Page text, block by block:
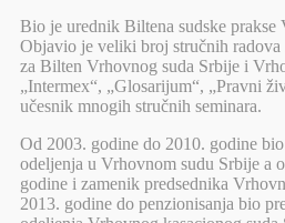
Bio je urednik Biltena sudske prakse
Objavio je veliki broj stručnih radova
za Bilten Vrhovnog suda Srbije i
„Intermex“, „Glosarijum“, „Pravni
učesnik mnogih stručnih seminara.
Od 2003. godine do 2010. godine
odeljenja u Vrhovnom sudu Srbije a
godine i zamenik predsednika
2013. godine do penzionisanja bio